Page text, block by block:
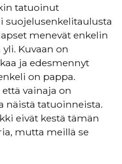
tatuoinut
suojelusenkelitaulusta
menevät enkelin
Kuvaan on
ja edesmennyt
on pappa.
vainaja on
näistä tatuoinneista.
eivät kestä tämän
mutta meillä se